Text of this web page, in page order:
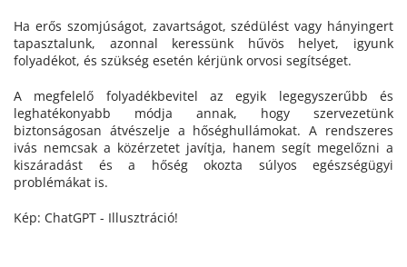
Ha erős szomjúságot, zavartságot, szédülést vagy hányingert
tapasztalunk, azonnal keressünk hűvös helyet, igyunk
folyadékot, és szükség esetén kérjünk orvosi segítséget.
A megfelelő folyadékbevitel az egyik legegyszerűbb és
leghatékonyabb módja annak, hogy szervezetünk
biztonságosan átvészelje a hőséghullámokat. A rendszeres
ivás nemcsak a közérzetet javítja, hanem segít megelőzni a
kiszáradást és a hőség okozta súlyos egészségügyi
problémákat is.
Kép: ChatGPT - Illusztráció!